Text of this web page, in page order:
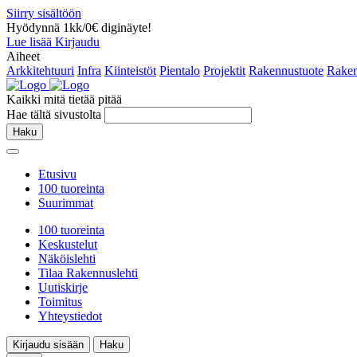
Siirry sisältöön
Hyödynnä 1kk/0€ diginäyte!
Lue lisää Kirjaudu
Aiheet
Arkkitehtuuri Infra Kiinteistöt Pientalo Projektit Rakennustuote
Kaikki mitä tietää pitää
Hae tältä sivustolta
Haku
Etusivu
100 tuoreinta
Suurimmat
100 tuoreinta
Keskustelut
Näköislehti
Tilaa Rakennuslehti
Uutiskirje
Toimitus
Yhteystiedot
Kirjaudu sisään
Haku